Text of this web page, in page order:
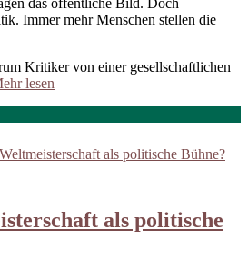
Immer mehr Menschen stellen die
Kritiker von einer gesellschaftlichen
lesen
als politische